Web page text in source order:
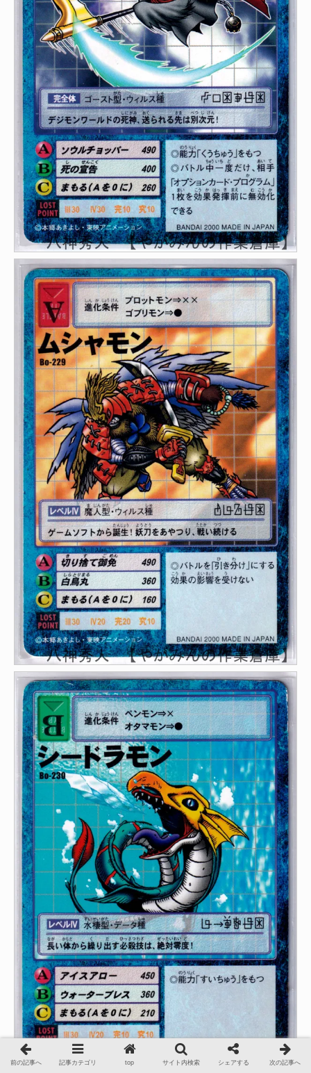
前の記事へ 記事カテゴリ top サイト内検索 シェアする 次の記事へ